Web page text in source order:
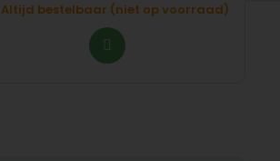
Altijd bestelbaar (niet op voorraad)